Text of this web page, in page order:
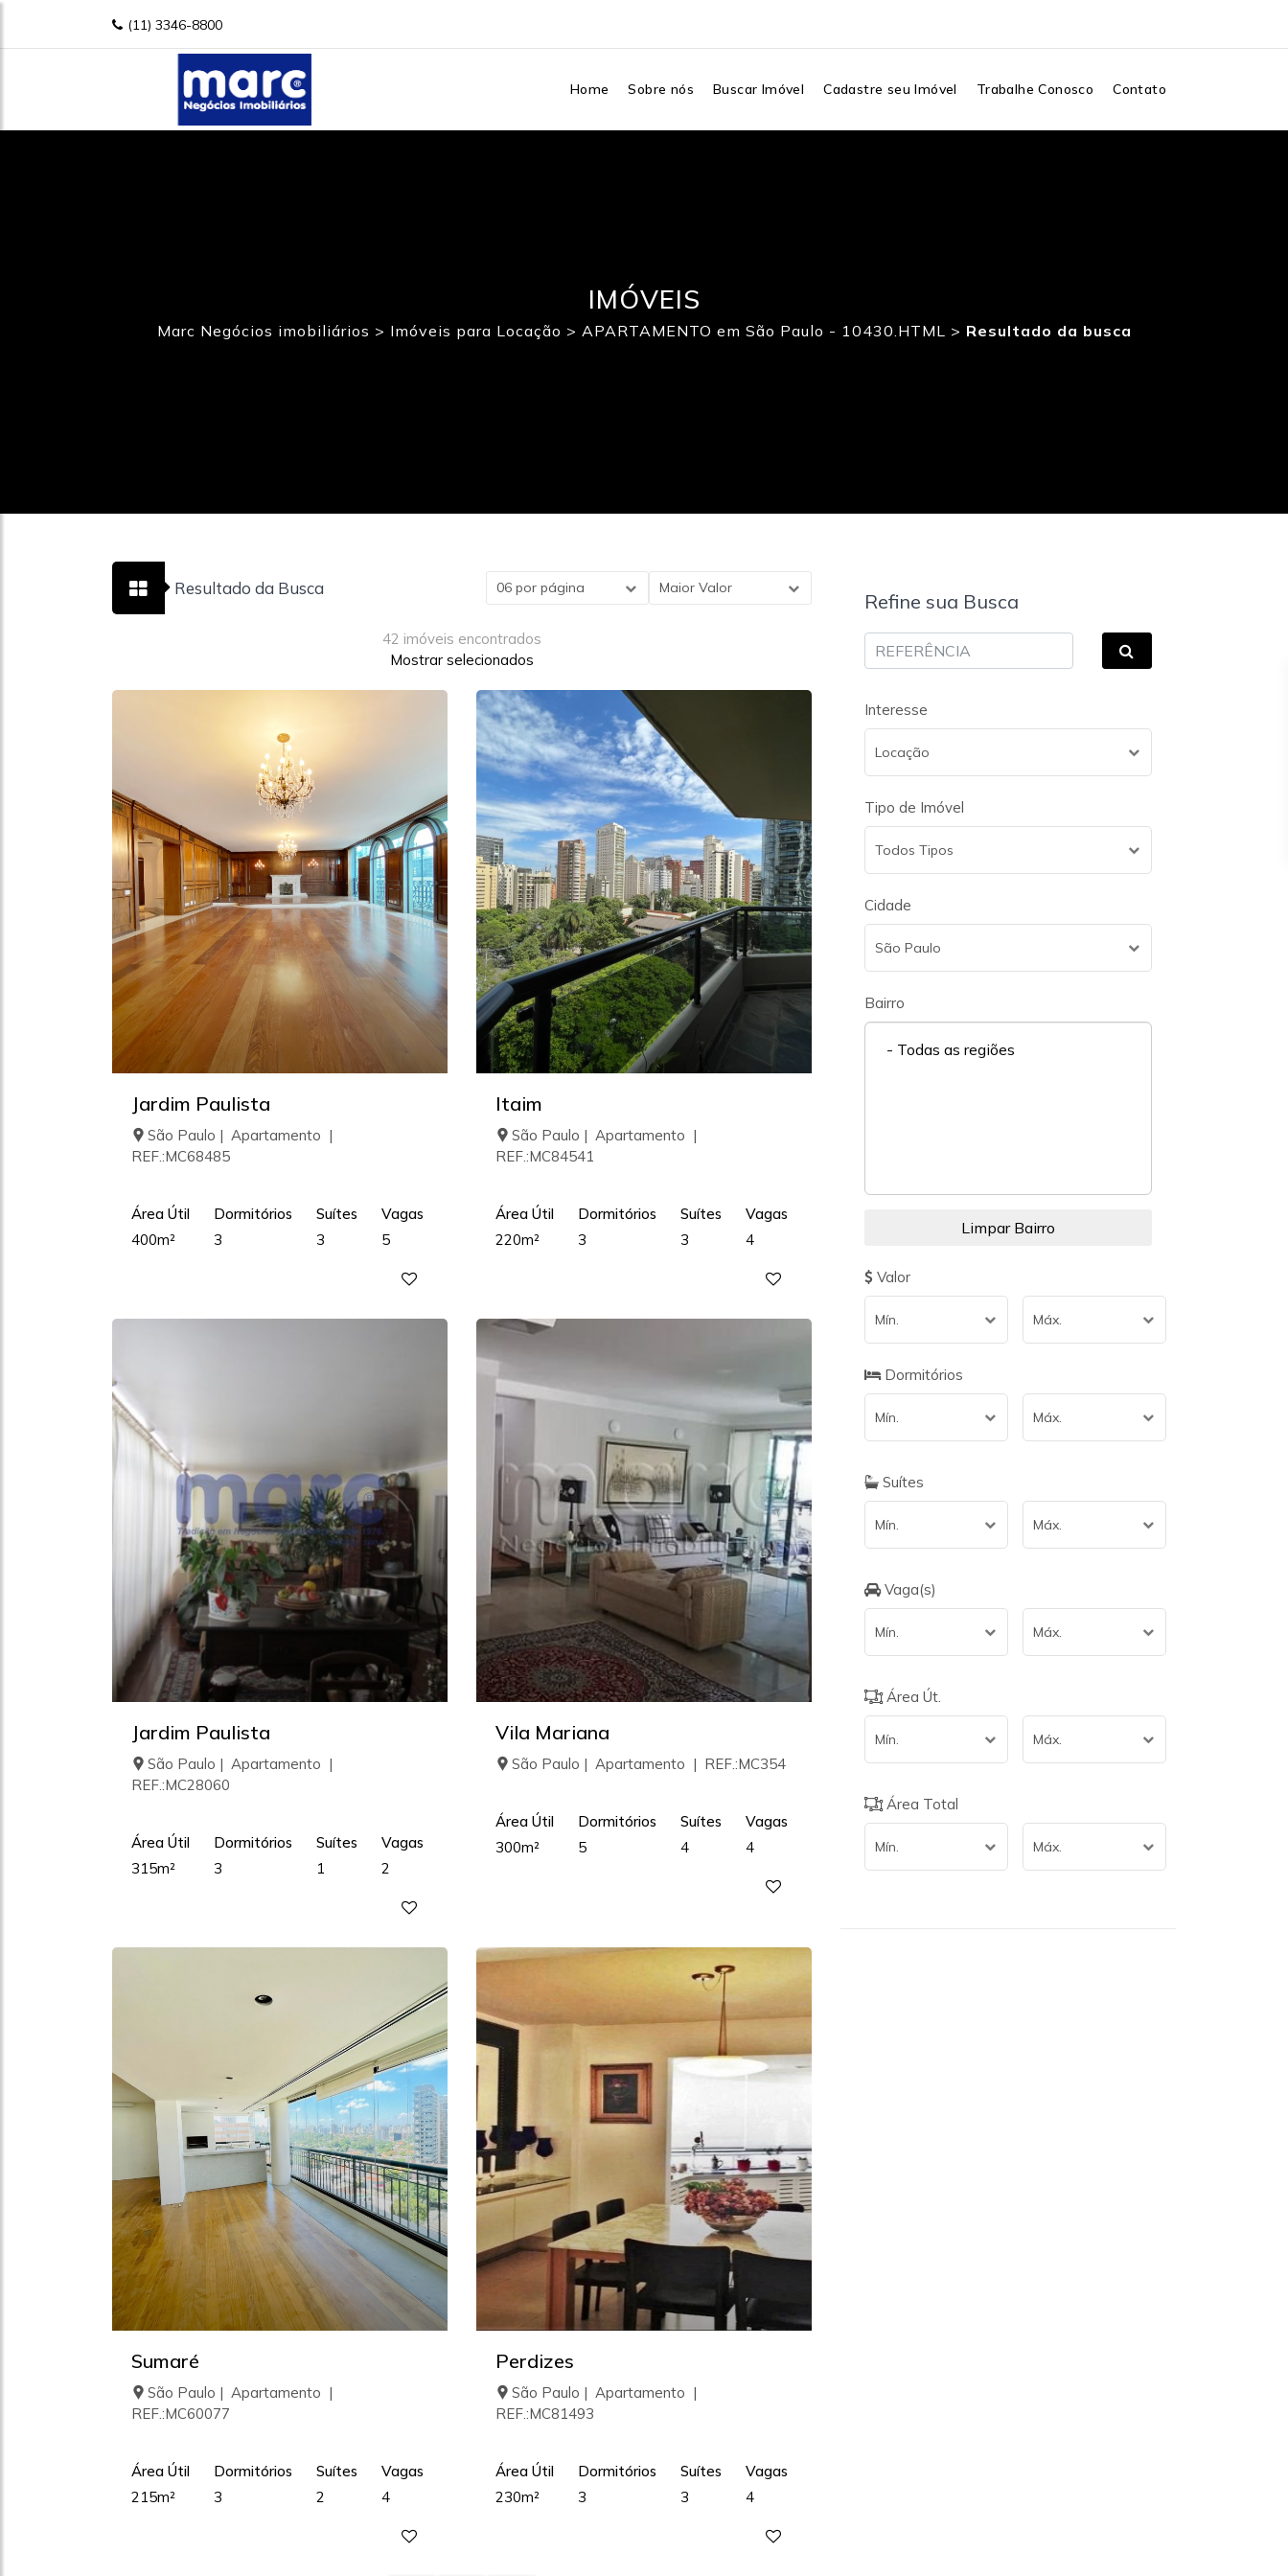
(11) 3346-8800
Home Sobre nós Buscar Imóvel Cadastre seu Imóvel Trabalhe Conosco Contato
IMÓVEIS
Marc Negócios imobiliários > Imóveis para Locação > APARTAMENTO em São Paulo - 10430.HTML > Resultado da busca
Resultado da Busca Maior Valor
06 por página
42 imóveis encontrados
Mostrar selecionados
Jardim Paulista
São Paulo | Apartamento |
REF.:MC68485
Área Útil
400m²
Dormitórios
3
Suítes
3
Vagas
5
Itaim
São Paulo | Apartamento |
REF.:MC84541
Área Útil
220m²
Dormitórios
3
Suítes
3
Vagas
4
Jardim Paulista
São Paulo | Apartamento |
REF.:MC28060
Área Útil
315m²
Dormitórios
3
Suítes
1
Vagas
2
Vila Mariana
São Paulo | Apartamento | REF.:MC354
Área Útil
300m²
Dormitórios
5
Suítes
4
Vagas
4
Sumaré
São Paulo | Apartamento |
REF.:MC60077
Área Útil
215m²
Dormitórios
3
Suítes
2
Vagas
4
Perdizes
São Paulo | Apartamento |
REF.:MC81493
Área Útil
230m²
Dormitórios
3
Suítes
3
Vagas
4
Refine sua Busca
Interesse
Locação
Tipo de Imóvel
Todos Tipos
Cidade
São Paulo
Bairro
- Todas as regiões
Valor
Mín. Máx.
Dormitórios
Mín. Máx.
Suítes
Mín. Máx.
Vaga(s)
Mín. Máx.
Área Út.
Mín. Máx.
Área Total
Mín. Máx.